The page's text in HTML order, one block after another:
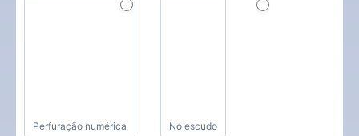
Perfuração numérica No escudo